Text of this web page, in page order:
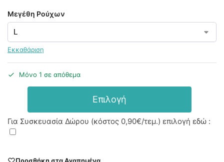
Μεγέθη Ρούχων
Εκκαθάριση
Μόνο 1 σε απόθεμα
Επιλογή
Για Συσκευασία Δώρου (κόστος 0,90€/τεμ.) επιλογή εδώ :